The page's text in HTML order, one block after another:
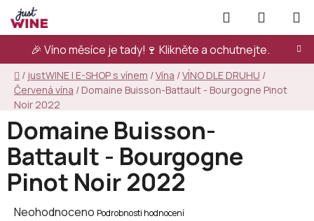
Přejít
na
obsah
🎉 Víno měsíce je tady!🍷 Klikněte a ochutnejte.
Hledat
KOŠÍK
Domů
/ justWINE | E-SHOP s vínem /Vína /VÍNO DLE DRUHU /
Červená vína / Domaine Buisson-Battault - Bourgogne Pinot
Noir 2022
Domaine Buisson-
Battault - Bourgogne
Pinot Noir 2022
Průměrné
Neohodnoceno Podrobnosti hodnocení